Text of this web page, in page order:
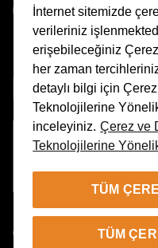
Uygulamamızı İndirin
İnternet sitemizde
verileriniz
erişebileceğiniz
her zaman
detaylı bilgi için
Teknolojilerine
inceleyiniz. Çerez ve
Teknolojilerine
TÜM
TÜM